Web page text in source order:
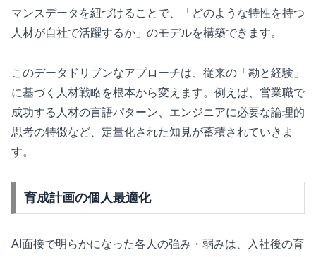
マンスデータを紐づけることで、「どのような特性を持つ
人材が自社で活躍するか」のモデルを構築できます。
このデータドリブンなアプローチは、従来の「勘と経験」
に基づく人材戦略を根本から変えます。例えば、営業職で
成功する人材の言語パターン、エンジニアに必要な論理的
思考の特徴など、定量化された知見が蓄積されていきま
す。
育成計画の個人最適化
AI面接で明らかになった各人の強み・弱みは、入社後の育